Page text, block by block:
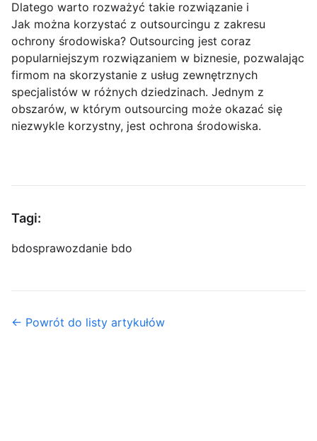
Dlatego warto rozważyć takie rozwiązanie i
Jak można korzystać z outsourcingu z zakresu
ochrony środowiska? Outsourcing jest coraz
popularniejszym rozwiązaniem w biznesie, pozwalając
firmom na skorzystanie z usług zewnętrznych
specjalistów w różnych dziedzinach. Jednym z
obszarów, w którym outsourcing może okazać się
niezwykle korzystny, jest ochrona środowiska.
Tagi:
bdosprawozdanie bdo
← Powrót do listy artykułów